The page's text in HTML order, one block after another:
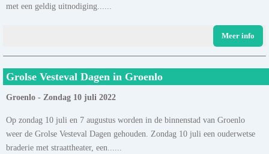
met een geldig uitnodiging......
Meer info
Grolse Vesteval Dagen in Groenlo
Groenlo - Zondag 10 juli 2022
Op zondag 10 juli en 7 augustus worden in de binnenstad van Groenlo
weer de Grolse Vesteval Dagen gehouden. Zondag 10 juli een ouderwetse
braderie met straattheater, een......